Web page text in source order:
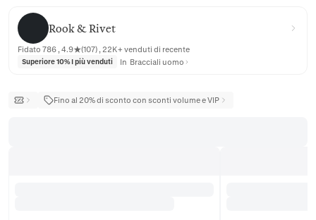
Rook & Rivet
Rook & Rivet
Fidato 786 , 4.9★(107) , 22K+ venduti di recente
Superiore 10% I più venduti In Bracciali uomo
Fino al 20% di sconto con sconti volume e VIP